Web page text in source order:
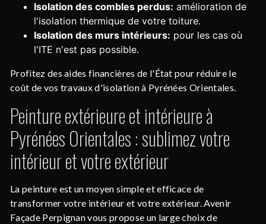
Isolation des combles perdus: amélioration de
l'isolation thermique de votre toiture.
Isolation des murs intérieurs: pour les cas où
l'ITE n'est pas possible.
Profitez des aides financières de l'État pour réduire le
coût de vos travaux d'isolation à Pyrénées Orientales.
Peinture extérieure et intérieure à
Pyrénées Orientales : sublimez votre
intérieur et votre extérieur
La peinture est un moyen simple et efficace de
transformer votre intérieur et votre extérieur. Avenir
Façade Perpignan vous propose un large choix de